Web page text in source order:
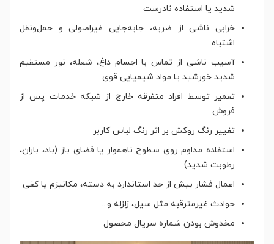
شدید یا استفاده نادرست
خرابی ناشی از ضربه، جابه‌جایی غیراصولی و حمل‌ونقل
اشتباه
آسیب ناشی از تماس با اجسام داغ، شعله، نور مستقیم
شدید خورشید یا مواد شیمیایی قوی
تعمیر توسط افراد متفرقه خارج از شبکه خدمات پس از
فروش
تغییر رنگ روکش بر اثر رنگ لباس کاربر
استفاده مداوم روی سطوح ناهموار یا فضای باز (باد، باران،
رطوبت شدید)
اعمال فشار بیش از حد استاندارد به دسته، مکانیزم یا کفی
حوادث غیرمترقبه مثل سیل، زلزله و...
مخدوش بودن شماره سریال محصول